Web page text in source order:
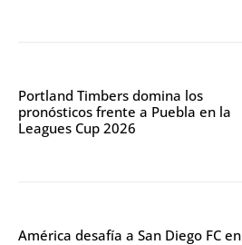
Portland Timbers domina los
pronósticos frente a Puebla en la
Leagues Cup 2026
América desafía a San Diego FC en